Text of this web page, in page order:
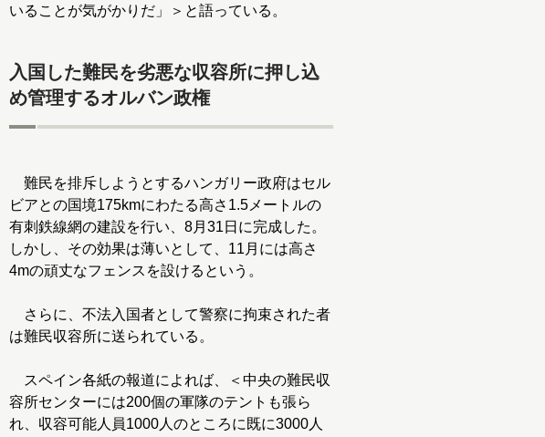
いることが気がかりだ」＞と語っている。
入国した難民を劣悪な収容所に押し込
め管理するオルバン政権
難民を排斥しようとするハンガリー政府はセル
ビアとの国境175kmにわたる高さ1.5メートルの
有刺鉄線網の建設を行い、8月31日に完成した。
しかし、その効果は薄いとして、11月には高さ
4mの頑丈なフェンスを設けるという。
さらに、不法入国者として警察に拘束された者
は難民収容所に送られている。
スペイン各紙の報道によれば、＜中央の難民収
容所センターには200個の軍隊のテントも張ら
れ、収容可能人員1000人のところに既に3000人